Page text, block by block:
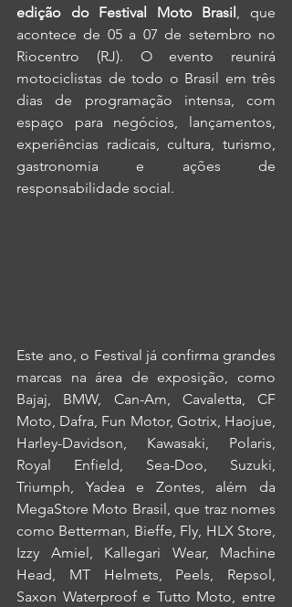
edição do Festival Moto Brasil, que
acontece de 05 a 07 de setembro no
Riocentro (RJ). O evento reunirá
motociclistas de todo o Brasil em três
dias de programação intensa, com
espaço para negócios, lançamentos,
experiências radicais, cultura, turismo,
gastronomia e ações de
responsabilidade social.
Este ano, o Festival já confirma grandes
marcas na área de exposição, como
Bajaj, BMW, Can-Am, Cavaletta, CF
Moto, Dafra, Fun Motor, Gotrix, Haojue,
Harley-Davidson, Kawasaki, Polaris,
Royal Enfield, Sea-Doo, Suzuki,
Triumph, Yadea e Zontes, além da
MegaStore Moto Brasil, que traz nomes
como Betterman, Bieffe, Fly, HLX Store,
Izzy Amiel, Kallegari Wear, Machine
Head, MT Helmets, Peels, Repsol,
Saxon Waterproof e Tutto Moto, entre